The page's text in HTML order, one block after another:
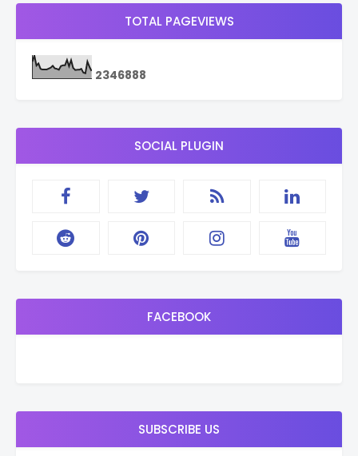
TOTAL PAGEVIEWS
2346888
SOCIAL PLUGIN
FACEBOOK
SUBSCRIBE US